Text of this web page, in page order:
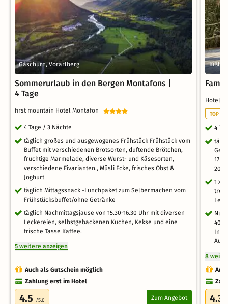
Gaschurn, Vorarlberg
Sommerurlaub in den Bergen Montafons |
4 Tage
first mountain Hotel Montafon
4 Tage / 3 Nächte
täglich großes und ausgewogenes Frühstück Frühstück vom
Buffet mit verschiedenen Brotsorten, duftende Brötchen,
fruchtige Marmelade, diverse Wurst- und Käsesorten,
verschiedene Eivarianten., Müsli Ecke, frisches Obst &
Joghurt
täglich Mittagssnack -Lunchpaket zum Selbermachen vom
Frühstücksbuffet/ohne Getränke
täglich Nachmittagsjause von 15.30-16.30 Uhr mit diversen
Leckereien, selbstgebackenen Kuchen, Kekse und eine
frische Tasse Kaffee.
5 weitere anzeigen
Auch als Gutschein möglich
Zahlung erst im Hotel
4.5 /5.0 Zum Angebot
Hotel
TOP
4
17
1 x
8
4.3